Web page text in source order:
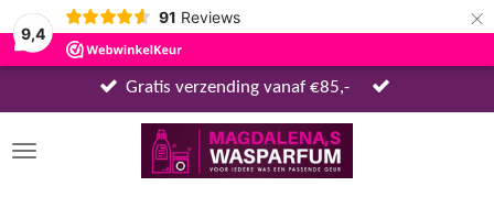
9,4
91 Reviews ×
Gratis verzending vanaf €85,-